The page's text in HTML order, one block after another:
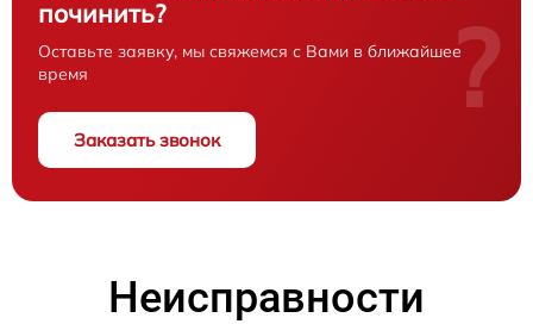
починить?
Оставьте заявку, мы свяжемся с Вами в ближайшее
время
Заказать звонок
?
Неисправности